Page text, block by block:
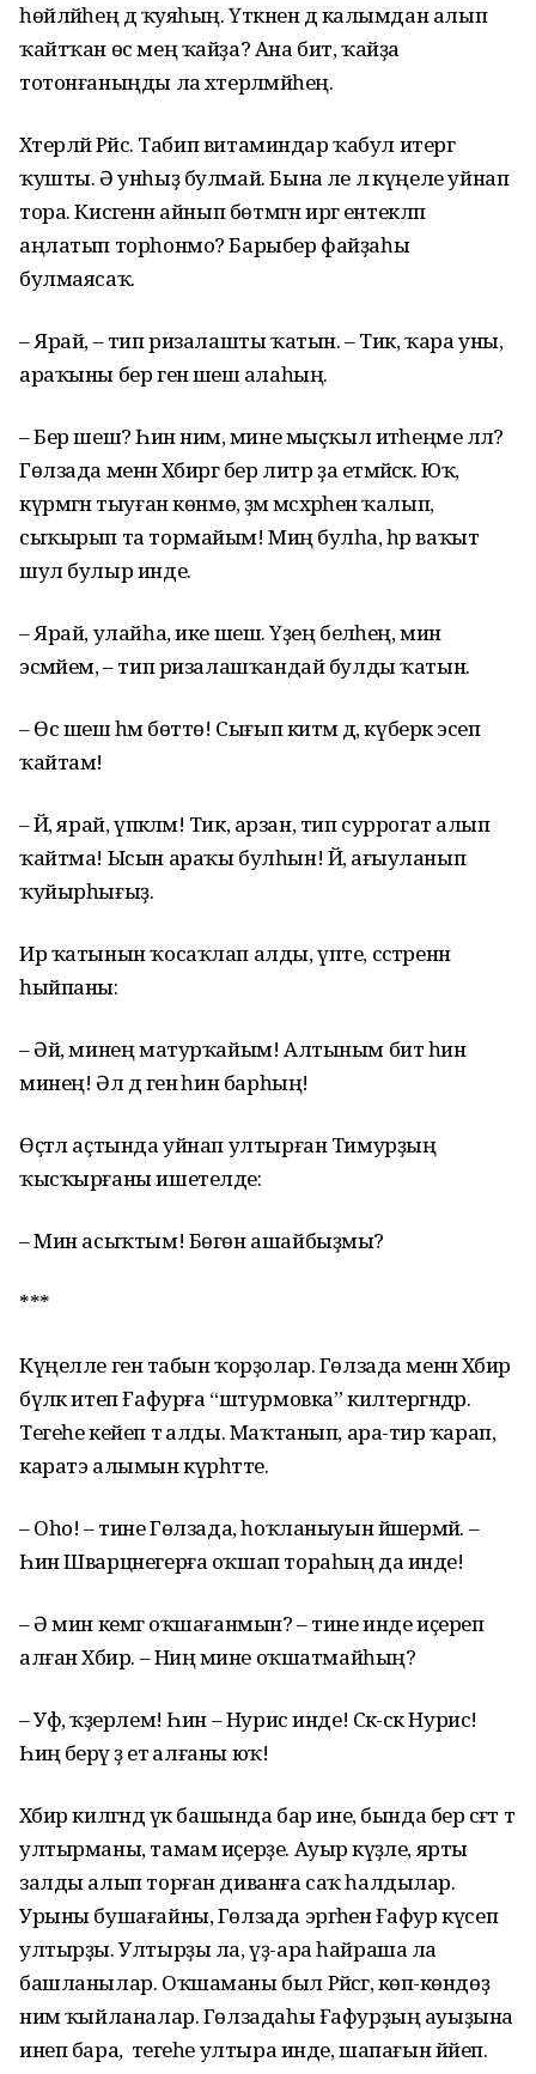
һөйләйһең дә ҡуяһың. Үткәнен дә калымдан алып
ҡайтҡан өс мең ҡайҙа? Ана бит, ҡайҙа
тотонғаныңды ла хәтерләмәйһең.
Хәтерләй Рәйсә. Табип витаминдар ҡабул итергә
ҡушты. Ә унһыҙ булмай. Бына әле лә күңеле уйнап
тора. Кисәгенән айнып бөтмәгән иргә ентекләп
аңлатып торһонмо? Барыбер файҙаһы
булмаясаҡ.
– Ярай, – тип ризалашты ҡатын. – Тик, ҡара уны,
араҡыны бер генә шешә алаһың.
– Бер шешә? Һин нимә, мине мыҫҡыл итәһеңме әллә?
Гөлзада менән Хәбиргә бер литр ҙа етмәйәсәк. Юҡ,
күрмәгән тыуған көнмө, әҙәм мәсхәрәһенә ҡалып,
сыҡырып та тормайым! Миңә булһа, һәр ваҡыт
шул булыр инде.
– Ярай, улайһа, ике шешә. Үҙең беләһең, мин
эсмәйем, – тип ризалашҡандай булды ҡатын.
– Өс шешә һәм бөттө! Сығып китәм дә, күберәк эсеп
ҡайтам!
– Йә, ярай, үпкәләмә! Тик, арзан, тип суррогат алып
ҡайтма! Ысын араҡы булһын! Йә, ағыуланып
ҡуйырһығыҙ.
Ир ҡатынын ҡосаҡлап алды, үпте, сәстәренән
һыйпаны:
– Әй, минең матурҡайым! Алтыным бит һин
минең! Әл дә генә һин барһың!
Өҫтәл аҫтында уйнап ултырған Тимурҙың
ҡысҡырғаны ишетелде:
– Мин асыҡтым! Бөгөн ашайбыҙмы?
***
Күңелле генә табын ҡорҙолар. Гөлзада менән Хәбир
бүләк итеп Ғафурға “штурмовка” килтергәндәр.
Тегеһе кейеп тә алды. Маҡтанып, ара-тирә ҡарап,
каратэ алымын күрһәтте.
– Оһо! – тине Гөлзада, һоҡланыуын йәшермәй. –
Һин Шварцнегерға оҡшап тораһың да инде!
– Ә мин кемгә оҡшағанмын? – тине инде иҫереп
алған Хәбир. – Ниңә мине оҡшатмайһың?
– Уф, ҡәҙерлем! Һин – Нурис инде! Сәк-сәк Нурис!
Һиңә берәү ҙә етә алғаны юҡ!
Хәбир килгәндә үк башында бар ине, бында бер сәғәт тә
ултырманы, тамам иҫерҙе. Ауыр кәүҙәле, ярты
залды алып торған диванға саҡ һалдылар.
Урыны бушағайны, Гөлзада эргәһенә Ғафур күсеп
ултырҙы. Ултырҙы ла, үҙ-ара һайраша ла
башланылар. Оҡшаманы был Рәйсәгә, көпә-көндөҙ
нимә ҡыйланалар. Гөлзадаһы Ғафурҙың ауыҙына
инеп бара, ә тегеһе ултыра инде, шапағын йәйеп.